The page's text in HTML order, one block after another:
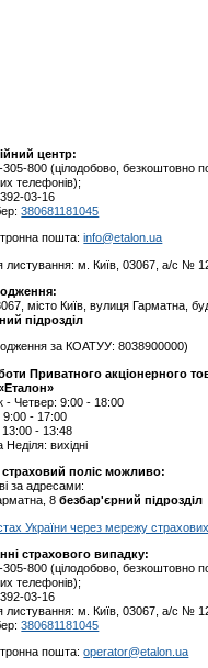
центр:
800 (цілодобово, безкоштовно
телефонів);
03-16
380681181045
пошта:info@etalon.ua
листування: м. Київ, 03067, а/с №
місто Київ, вулиця Гарматна,
підрозділ
за КОАТУУ: 8038900000)
Приватного акцiонерного
- Четвер: 9:00 - 18:00
- 17:00
- 13:48
вихідні
поліс можливо:
за адресами:
8 безбар'єрний підрозділ
України через мережу
страхового випадку:
800 (цілодобово, безкоштовно
телефонів);
03-16
листування: м. Київ, 03067, а/с №
380681181045
пошта:operator@etalon.ua